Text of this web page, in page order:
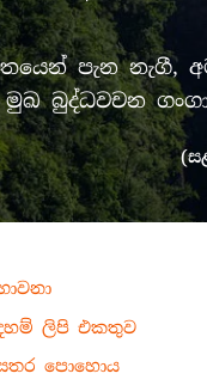
පැන
බුද්ධවචන
ලිපි එකතුව
පොහොය